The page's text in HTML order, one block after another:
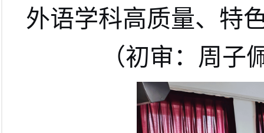
外语学科高质量、特
（初审：周